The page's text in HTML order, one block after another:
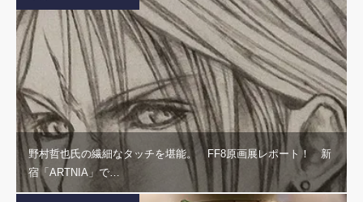
野村哲也氏の繊細なタッチを堪能。 FF8原画展レポート！ 新
宿「ARTNIA」で…